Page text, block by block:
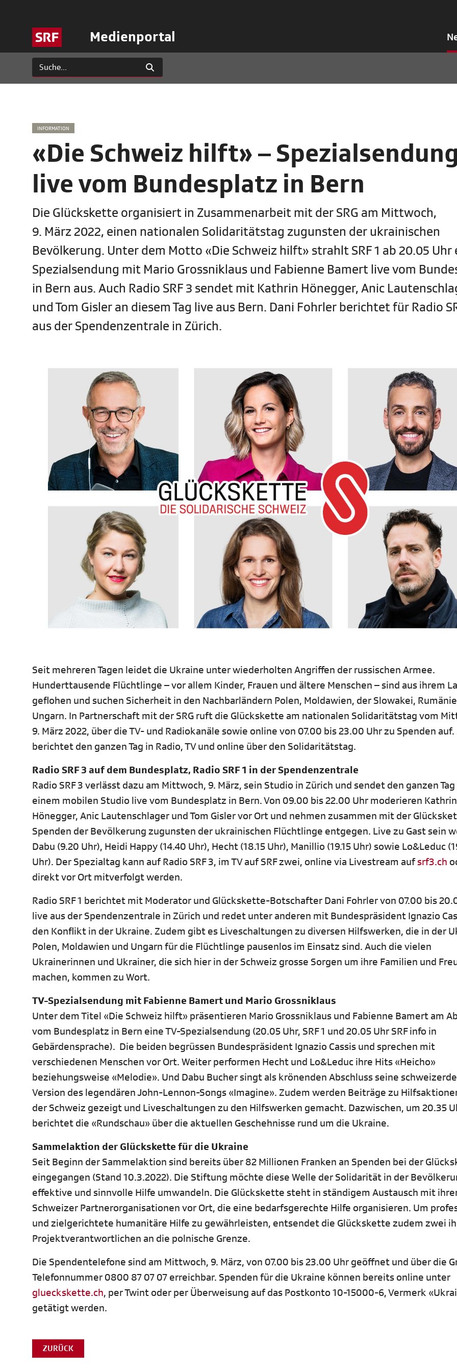
Medienportal
INFORMATION
«Die Schweiz hilft» –
live vom Bundesplatz in Bern
Die Glückskette organisiert in Zusammenarbeit mit der SRG am Mittwoch,
9. März 2022, einen nationalen Solidaritätstag zugunsten der ukrainischen
Bevölkerung. Unter dem Motto «Die Schweiz hilft» strahlt SRF 1 ab 20.05 Uhr
Spezialsendung mit Mario Grossniklaus und Fabienne Bamert live vom
in Bern aus. Auch Radio SRF 3 sendet mit Kathrin Hönegger, Anic
und Tom Gisler an diesem Tag live aus Bern. Dani Fohrler berichtet für Radio
aus der Spendenzentrale in Zürich.
Seit mehreren Tagen leidet die Ukraine unter wiederholten Angriffen der russischen Armee.
Hunderttausende Flüchtlinge – vor allem Kinder, Frauen und ältere Menschen – sind aus ihrem
geflohen und suchen Sicherheit in den Nachbarländern Polen, Moldawien, der Slowakei,
Ungarn. In Partnerschaft mit der SRG ruft die Glückskette am nationalen Solidaritätstag vom
9. März 2022, über die TV- und Radiokanäle sowie online von 07.00 bis 23.00 Uhr zu Spenden auf.
berichtet den ganzen Tag in Radio, TV und online über den Solidaritätstag.
Radio SRF 3 auf dem Bundesplatz, Radio SRF 1 in der Spendenzentrale
Radio SRF 3 verlässt dazu am Mittwoch, 9. März, sein Studio in Zürich und sendet den ganzen Tag
einem mobilen Studio live vom Bundesplatz in Bern. Von 09.00 bis 22.00 Uhr moderieren Kathrin
Hönegger, Anic Lautenschlager und Tom Gisler vor Ort und nehmen zusammen mit der
Spenden der Bevölkerung zugunsten der ukrainischen Flüchtlinge entgegen. Live zu Gast sein
Dabu (9.20 Uhr), Heidi Happy (14.40 Uhr), Hecht (18.15 Uhr), Manillio (19.15 Uhr) sowie Lo&Leduc
Uhr). Der Spezialtag kann auf Radio SRF 3, im TV auf SRF zwei, online via Livestream aufsrf3.ch
direkt vor Ort mitverfolgt werden.
Radio SRF 1 berichtet mit Moderator und Glückskette-Botschafter Dani Fohrler von 07.00 bis
live aus der Spendenzentrale in Zürich und redet unter anderen mit Bundespräsident Ignazio
den Konflikt in der Ukraine. Zudem gibt es Liveschaltungen zu diversen Hilfswerken, die in der
Polen, Moldawien und Ungarn für die Flüchtlinge pausenlos im Einsatz sind. Auch die vielen
Ukrainerinnen und Ukrainer, die sich hier in der Schweiz grosse Sorgen um ihre Familien und
machen, kommen zu Wort.
TV-Spezialsendung mit Fabienne Bamert und Mario Grossniklaus
Unter dem Titel «Die Schweiz hilft» präsentieren Mario Grossniklaus und Fabienne Bamert am
vom Bundesplatz in Bern eine TV-Spezialsendung (20.05 Uhr, SRF 1 und 20.05 Uhr SRF info in
Gebärdensprache). Die beiden begrüssen Bundespräsident Ignazio Cassis und sprechen mit
verschiedenen Menschen vor Ort. Weiter performen Hecht und Lo&Leduc ihre Hits «Heicho»
beziehungsweise «Melodie». Und Dabu Bucher singt als krönenden Abschluss seine
Version des legendären John-Lennon-Songs «Imagine». Zudem werden Beiträge zu
der Schweiz gezeigt und Liveschaltungen zu den Hilfswerken gemacht. Dazwischen, um 20.35
berichtet die «Rundschau» über die aktuellen Geschehnisse rund um die Ukraine.
Sammelaktion der Glückskette für die Ukraine
Seit Beginn der Sammelaktion sind bereits über 82 Millionen Franken an Spenden bei der
eingegangen (Stand 10.3.2022). Die Stiftung möchte diese Welle der Solidarität in der
effektive und sinnvolle Hilfe umwandeln. Die Glückskette steht in ständigem Austausch mit
Schweizer Partnerorganisationen vor Ort, die eine bedarfsgerechte Hilfe organisieren. Um
und zielgerichtete humanitäre Hilfe zu gewährleisten, entsendet die Glückskette zudem zwei
Projektverantwortlichen an die polnische Grenze.
Die Spendentelefone sind am Mittwoch, 9. März, von 07.00 bis 23.00 Uhr geöffnet und über die
Telefonnummer 0800 87 07 07 erreichbar. Spenden für die Ukraine können bereits online unter
glueckskette.ch, per Twint oder per Überweisung auf das Postkonto 10-15000-6, Vermerk
getätigt werden.
ZURÜCK